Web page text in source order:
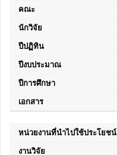
คณะ
นักวิจัย
ปีปฏิทิน
ปีงบประมาณ
ปีการศึกษา
เอกสาร
หน่วยงานที่นำไปใช้ประโยชน์
งานวิจัย